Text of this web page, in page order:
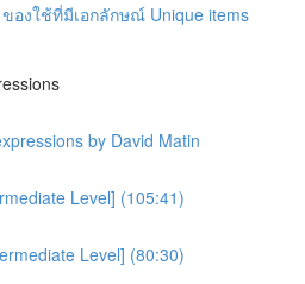
ของใช้ที่มีเอกลักษณ์ Unique items
by David Matin
Level] (105:41)
Level] (80:30)